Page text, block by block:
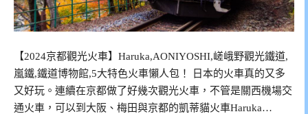
【2024京都觀光火車】Haruka,AONIYOSHI,嵯峨野觀光鐵道,
嵐鐵,鐵道博物館,5大特色火車懶人包！ 日本的火車真的又多
又好玩。連續在京都做了好幾次觀光火車，不管是關西機場交
通火車，可以到大阪、梅田與京都的凱蒂貓火車Haruka…